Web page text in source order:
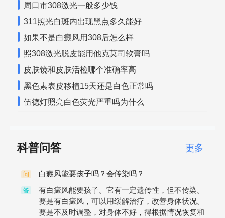
周口市308激光一般多少钱
311照光白斑内出现黑点多久能好
如果不是白癜风用308后怎么样
照308激光脱皮能用他克莫司软膏吗
皮肤镜和皮肤活检哪个准确率高
黑色素表皮移植15天还是白色正常吗
伍德灯照亮白色荧光严重吗为什么
科普问答 更多
问 白癜风能要孩子吗？会传染吗？
答
有白癜风能要孩子。它有一定遗传性，但不传染。
要是有白癜风，可以用缓解治疗，改善身体状况。
要是不及时调整，对身体不好，得根据情况恢复和